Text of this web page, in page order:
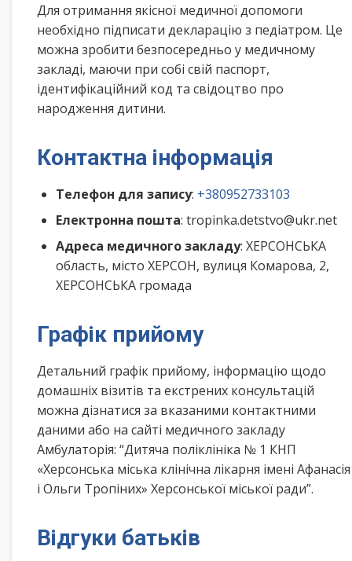
Для отримання якісної медичної допомоги
необхідно підписати декларацію з педіатром. Це
можна зробити безпосередньо у медичному
закладі, маючи при собі свій паспорт,
ідентифікаційний код та свідоцтво про
народження дитини.
Контактна інформація
Телефон для запису: +380952733103
Електронна пошта: tropinka.detstvo@ukr.net
Адреса медичного закладу: ХЕРСОНСЬКА
область, місто ХЕРСОН, вулиця Комарова, 2,
ХЕРСОНСЬКА громада
Графік прийому
Детальний графік прийому, інформацію щодо
домашніх візитів та екстрених консультацій
можна дізнатися за вказаними контактними
даними або на сайті медичного закладу
Амбулаторія: “Дитяча поліклініка № 1 КНП
«Херсонська міська клінічна лікарня імені Афанасія
і Ольги Тропіних» Херсонської міської ради”.
Відгуки батьків